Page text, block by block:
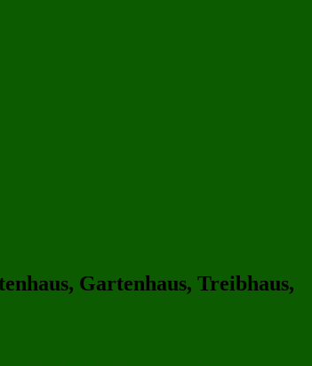
Gartenhaus, Treibhaus,